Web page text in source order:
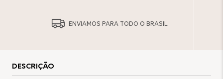
ENVIAMOS PARA TODO O BRASIL
DESCRIÇÃO